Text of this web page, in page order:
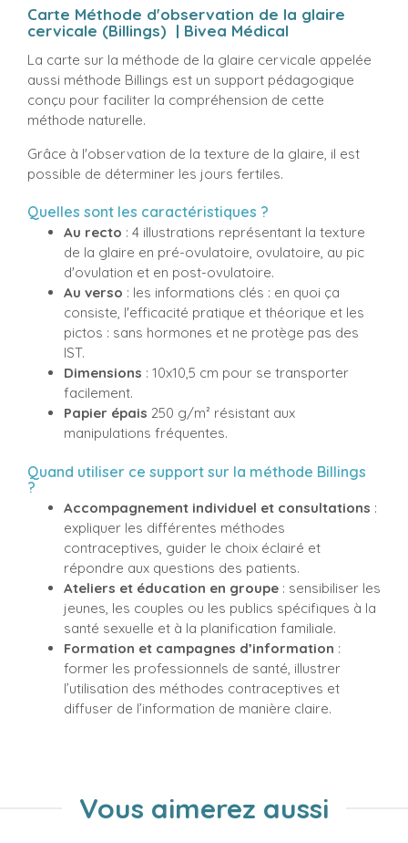
Carte Méthode d'observation de la glaire
cervicale (Billings) | Bivea Médical
La carte sur la méthode de la glaire cervicale appelée
aussi méthode Billings est un support pédagogique
conçu pour faciliter la compréhension de cette
méthode naturelle.
Grâce à l'observation de la texture de la glaire, il est
possible de déterminer les jours fertiles.
Quelles sont les caractéristiques ?
Au recto : 4 illustrations représentant la texture
de la glaire en pré-ovulatoire, ovulatoire, au pic
d'ovulation et en post-ovulatoire.
Au verso : les informations clés : en quoi ça
consiste, l'efficacité pratique et théorique et les
pictos : sans hormones et ne protège pas des
IST.
Dimensions : 10x10,5 cm pour se transporter
facilement.
Papier épais 250 g/m² résistant aux
manipulations fréquentes.
Quand utiliser ce support sur la méthode Billings
?
Accompagnement individuel et consultations :
expliquer les différentes méthodes
contraceptives, guider le choix éclairé et
répondre aux questions des patients.
Ateliers et éducation en groupe : sensibiliser les
jeunes, les couples ou les publics spécifiques à la
santé sexuelle et à la planification familiale.
Formation et campagnes d’information :
former les professionnels de santé, illustrer
l’utilisation des méthodes contraceptives et
diffuser de l’information de manière claire.
Vous aimerez aussi